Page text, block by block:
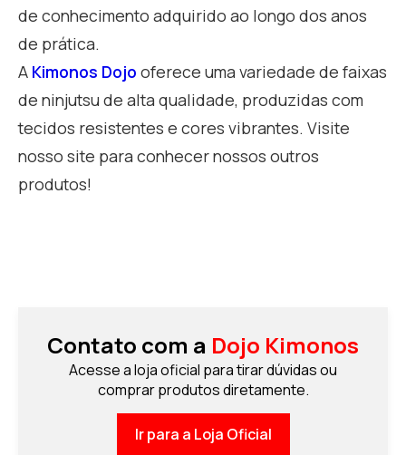
de conhecimento adquirido ao longo dos anos
de prática.
A Kimonos Dojo oferece uma variedade de faixas
de ninjutsu de alta qualidade, produzidas com
tecidos resistentes e cores vibrantes. Visite
nosso site para conhecer nossos outros
produtos!
Contato com a Dojo Kimonos
Acesse a loja oficial para tirar dúvidas ou
comprar produtos diretamente.
Ir para a Loja Oficial